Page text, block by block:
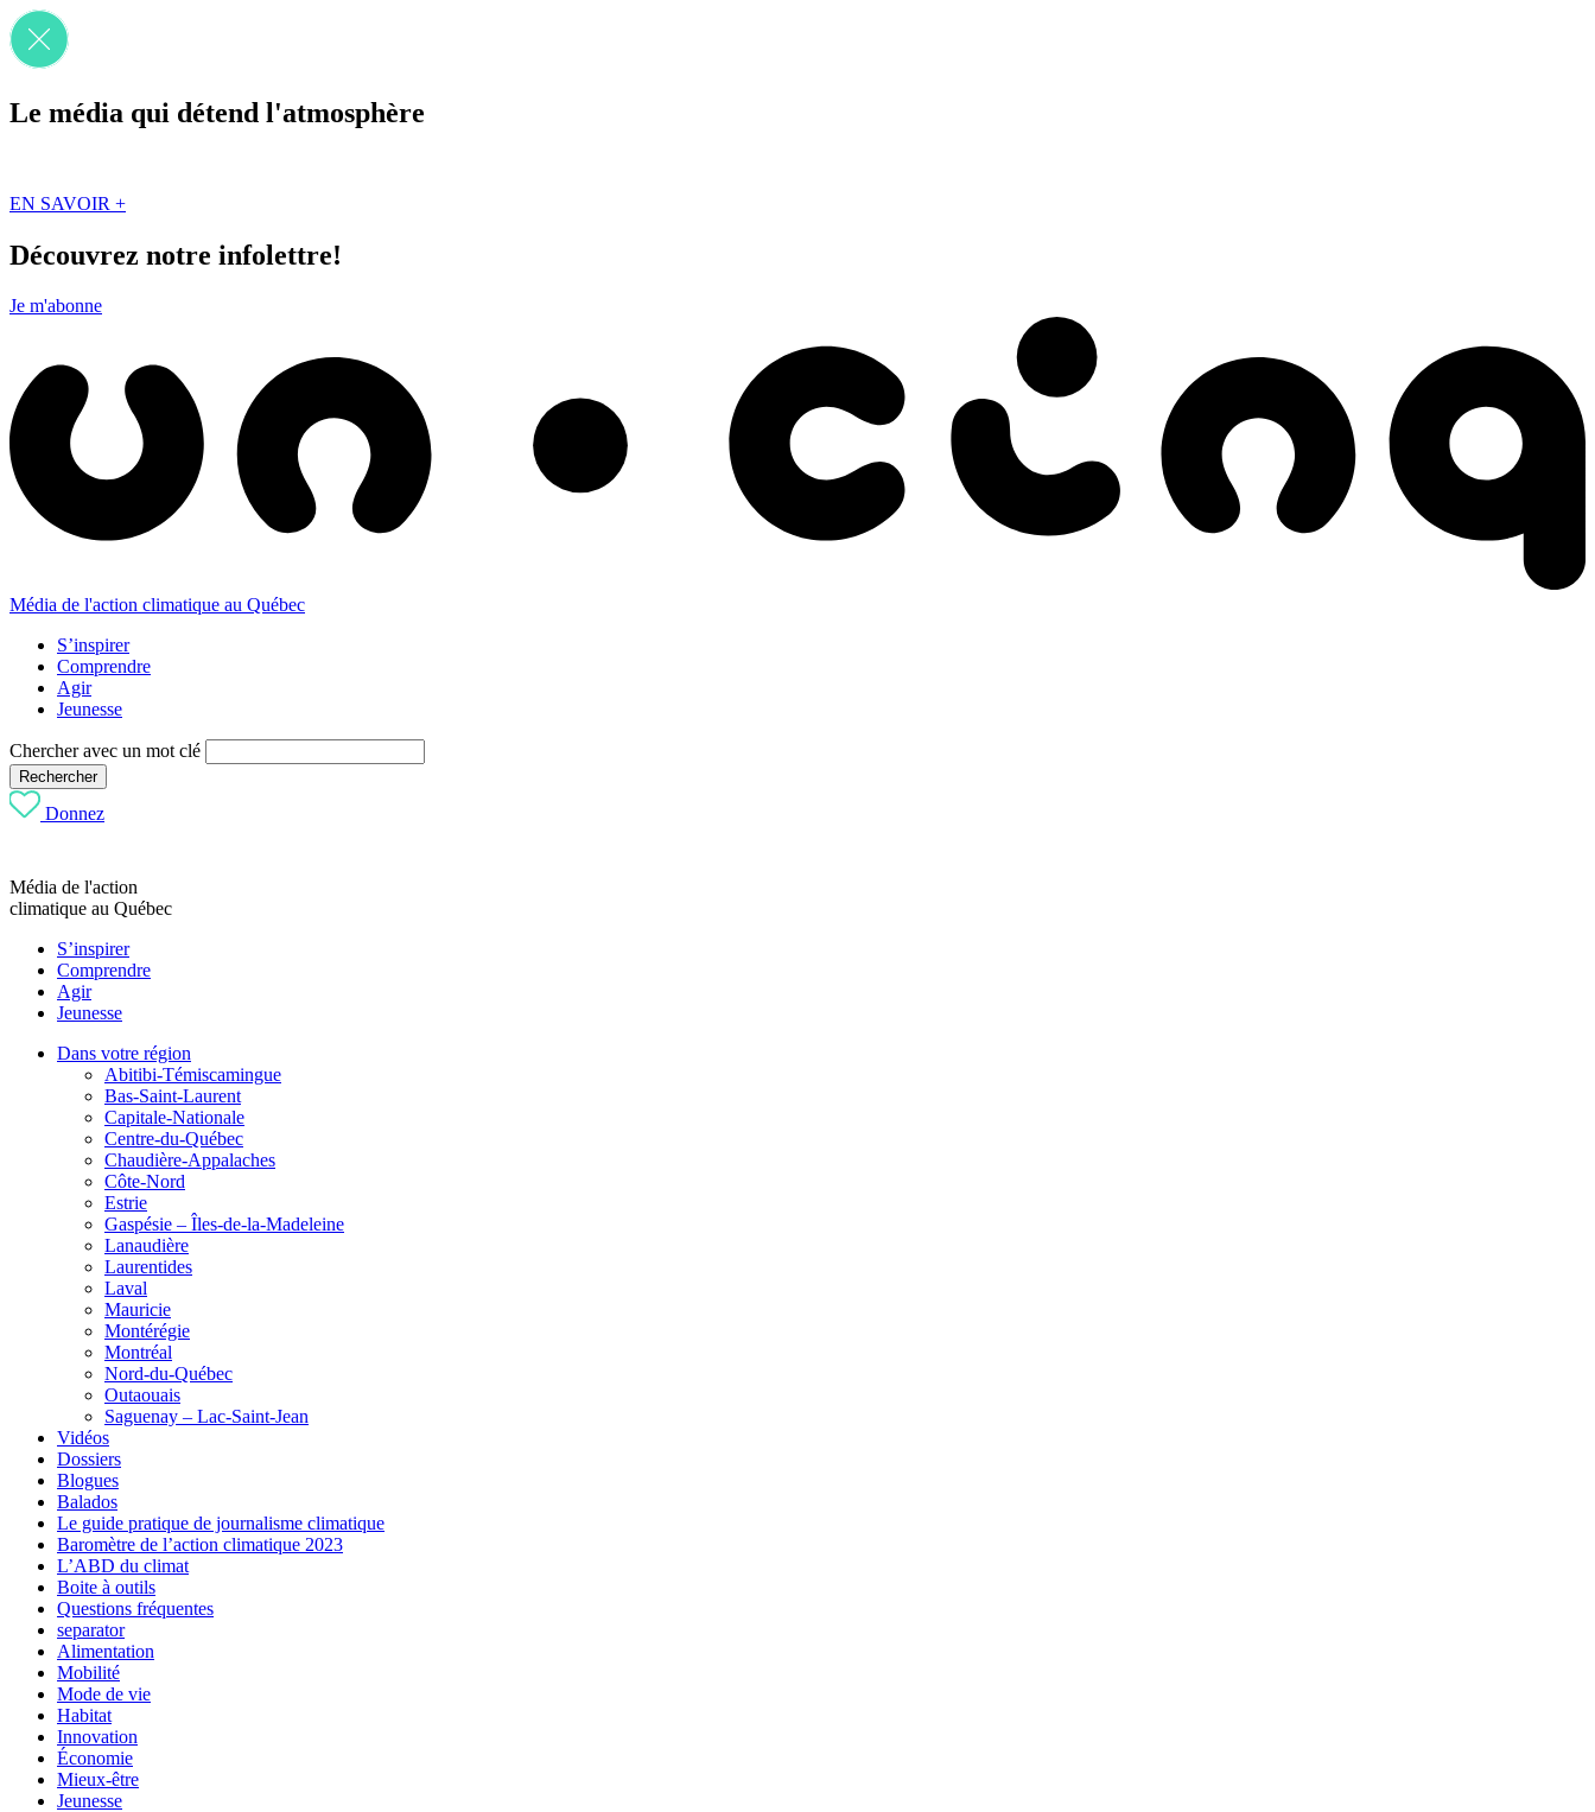
Le média qui détend l'atmosphère
EN SAVOIR +
Découvrez notre infolettre!
Je m'abonne
Média de l'action climatique au Québec
S’inspirer
Comprendre
Agir
Jeunesse
Chercher avec un mot clé
Rechercher
Donnez
Média de l'action
climatique au Québec
S’inspirer
Comprendre
Agir
Jeunesse
Dans votre région
Abitibi-Témiscamingue
Bas-Saint-Laurent
Capitale-Nationale
Centre-du-Québec
Chaudière-Appalaches
Côte-Nord
Estrie
Gaspésie – Îles-de-la-Madeleine
Lanaudière
Laurentides
Laval
Mauricie
Montérégie
Montréal
Nord-du-Québec
Outaouais
Saguenay – Lac-Saint-Jean
Vidéos
Dossiers
Blogues
Balados
Le guide pratique de journalisme climatique
Baromètre de l’action climatique 2023
L’ABD du climat
Boite à outils
Questions fréquentes
separator
Alimentation
Mobilité
Mode de vie
Habitat
Innovation
Économie
Mieux-être
Jeunesse